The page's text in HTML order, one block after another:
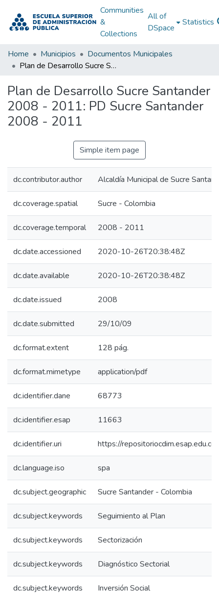
Communities
&
Collections
All of
DSpace
Statistics
Home Municipios
Documentos Municipales
Plan de Desarrollo Sucre Santander 2008 - 2011: PD Sucre Santander 2008 - 2011
Plan de Desarrollo Sucre Santander
2008 - 2011: PD Sucre Santander
2008 - 2011
Simple item page
dc.contributor.author Alcaldía Municipal de Sucre
dc.coverage.spatial Sucre - Colombia
dc.coverage.temporal 2008 - 2011
dc.date.accessioned 2020-10-26T20:38:48Z
dc.date.available 2020-10-26T20:38:48Z
dc.date.issued 2008
dc.date.submitted 29/10/09
dc.format.extent 128 pág.
dc.format.mimetype application/pdf
dc.identifier.dane 68773
dc.identifier.esap 11663
dc.identifier.uri https://
dc.language.iso spa
dc.subject.geographic Sucre Santander - Colombia
dc.subject.keywords Seguimiento al Plan
dc.subject.keywords Sectorización
dc.subject.keywords Diagnóstico Sectorial
dc.subject.keywords Inversión Social